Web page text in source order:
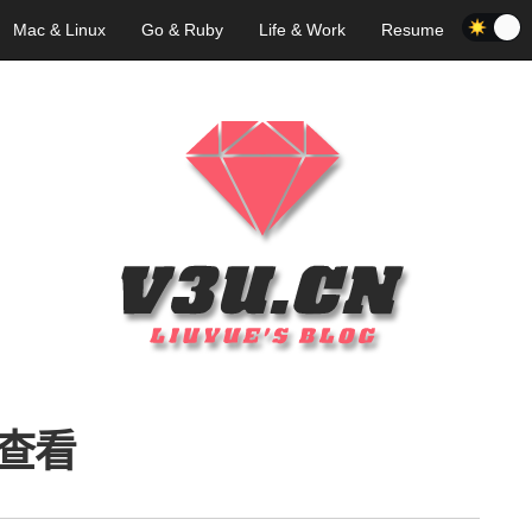
Mac & Linux Go & Ruby Life & Work Resume
看